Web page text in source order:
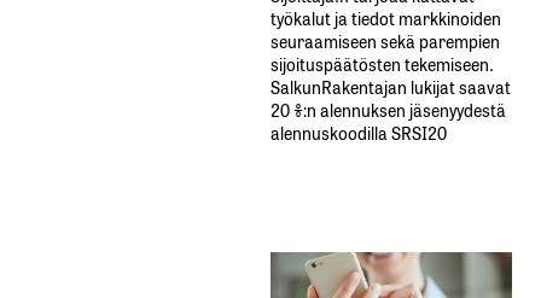
työkalut ja tiedot markkinoiden
seuraamiseen sekä parempien
sijoituspäätösten tekemiseen.
SalkunRakentajan lukijat saavat
20 %:n alennuksen jäsenyydestä
alennuskoodilla SRSI20